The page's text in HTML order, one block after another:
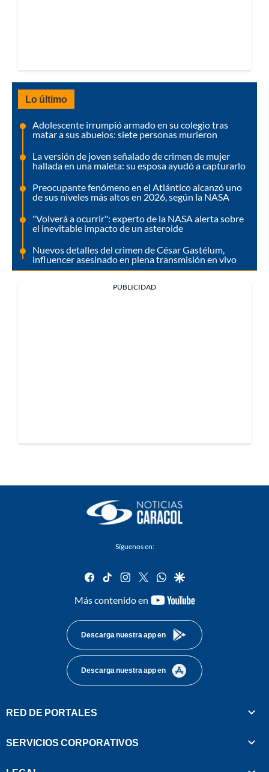
Lo último
Adolescente irrumpió armado en su colegio tras
matar a sus abuelos: siete personas murieron
La versión de joven señalado de crimen de mujer
hallada en una maleta: su esposa ayudó a capturarlo
Preocupante fenómeno en el Atlántico alcanzó uno
de sus niveles más altos en 2026, según la NASA
"Volverá a ocurrir": experto de la NASA alerta sobre
el inevitable impacto de un asteroide
Nuevos detalles del crimen de César Gastélum,
influencer asesinado en plena transmisión en vivo
PUBLICIDAD
Síguenos en:
facebook
tiktok instagram
twitterwhatsapp
google
Más contenido en
youtube-
Descarga nuestra app en
Descarga nuestra app en
RED DE PORTALES
SERVICIOS CORPORATIVOS